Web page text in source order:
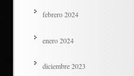
febrero 2024
enero 2024
diciembre 2023